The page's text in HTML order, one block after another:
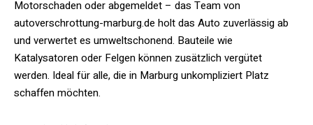
Motorschaden oder abgemeldet – das Team von
autoverschrottung-marburg.de holt das Auto zuverlässig ab
und verwertet es umweltschonend. Bauteile wie
Katalysatoren oder Felgen können zusätzlich vergütet
werden. Ideal für alle, die in Marburg unkompliziert Platz
schaffen möchten.